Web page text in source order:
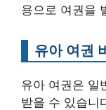
용으로 여권을
유아 여권
유아 여권은 일
받을 수 있습니